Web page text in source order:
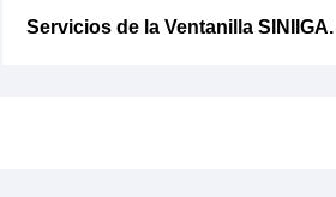
Servicios de la Ventanilla SINIIGA.